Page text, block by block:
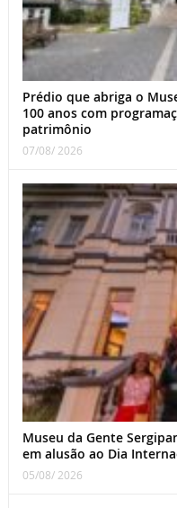
Prédio que abriga o
100 anos com
patrimônio
07/08/ 2026
Museu da Gente
em alusão ao Dia
05/08/ 2026